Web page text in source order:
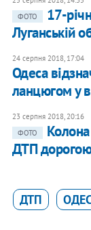
ФОТО
17-
Луганській
24 серпня 2018, 17:04
Одеса
ланцюгом у
23 серпня 2018, 20:16
ФОТО
ДТП
ДТП